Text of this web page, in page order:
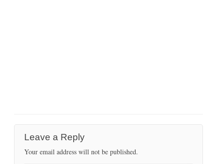
Leave a Reply
Your email address will not be published.